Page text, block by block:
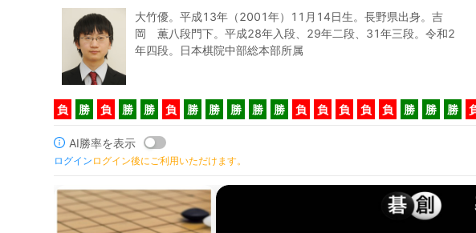
大竹優。平成13年（2001年）11月14日生。長野県出身。吉
岡 薫八段門下。平成28年入段、29年二段、31年三段。令和2
年四段。日本棋院中部総本部所属
負 勝 負 勝 勝 負 勝 勝 勝 勝 勝 負 負 負 負 負 勝 勝 勝
AI勝率を表示
ログイン ログイン後にご利用いただけます。